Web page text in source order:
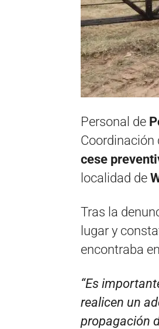
Personal de
Coordinación
cese
localidad de
Tras la
lugar y
encontraba
“Es
realicen un
propagación